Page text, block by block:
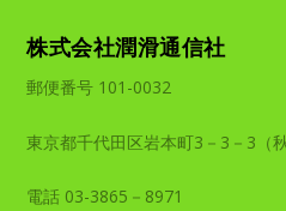
株式会社潤滑通信社
郵便番号 101-0032
東京都千代田区岩本町3－3－3（
電話 03-3865－8971